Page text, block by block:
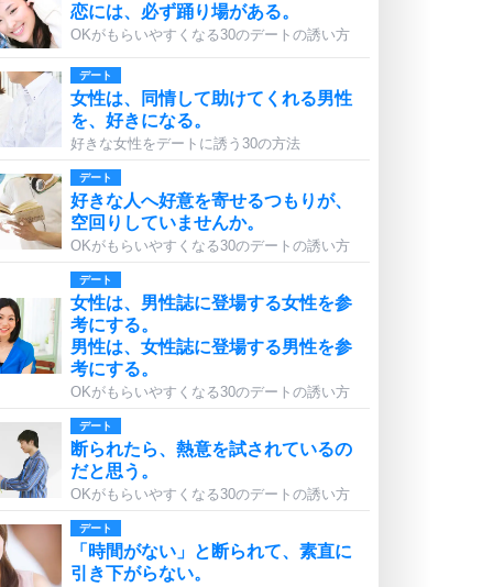
恋には、必ず踊り場がある。
OKがもらいやすくなる30のデートの誘い方
デート
女性は、同情して助けてくれる男性
を、好きになる。
好きな女性をデートに誘う30の方法
デート
好きな人へ好意を寄せるつもりが、
空回りしていませんか。
OKがもらいやすくなる30のデートの誘い方
デート
女性は、男性誌に登場する女性を参
考にする。
男性は、女性誌に登場する男性を参
考にする。
OKがもらいやすくなる30のデートの誘い方
デート
断られたら、熱意を試されているの
だと思う。
OKがもらいやすくなる30のデートの誘い方
デート
「時間がない」と断られて、素直に
引き下がらない。